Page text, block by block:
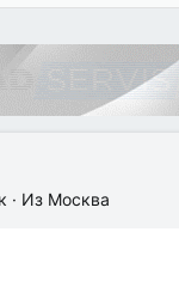
· Из Москва